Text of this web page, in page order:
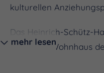
kulturellen
Das Heinrich-Schütz-
erhaltene Wohnhaus
mehr lesen